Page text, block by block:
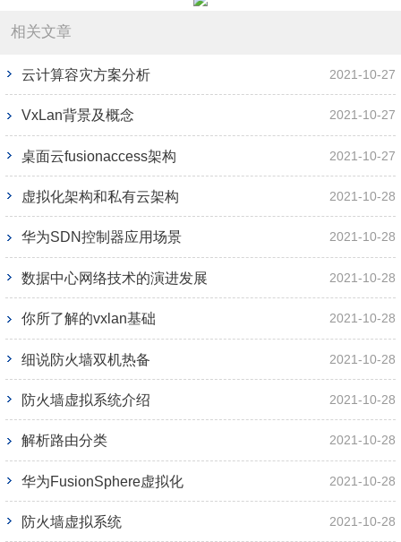
相关文章
云计算容灾方案分析 2021-10-27
VxLan背景及概念 2021-10-27
桌面云fusionaccess架构 2021-10-27
虚拟化架构和私有云架构 2021-10-28
华为SDN控制器应用场景 2021-10-28
数据中心网络技术的演进发展 2021-10-28
你所了解的vxlan基础 2021-10-28
细说防火墙双机热备 2021-10-28
防火墙虚拟系统介绍 2021-10-28
解析路由分类 2021-10-28
华为FusionSphere虚拟化 2021-10-28
防火墙虚拟系统 2021-10-28